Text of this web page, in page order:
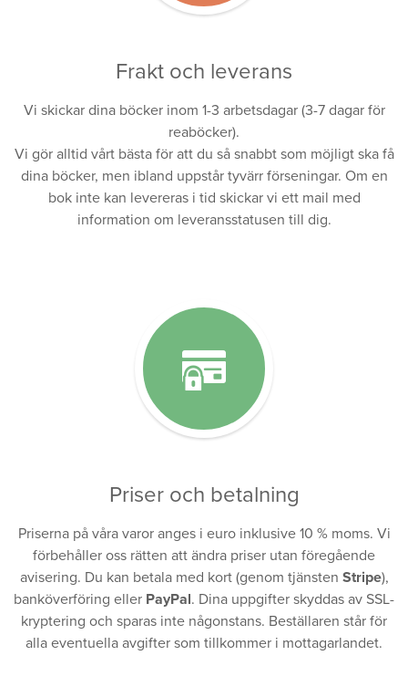
Frakt och leverans
Vi skickar dina böcker inom 1-3 arbetsdagar (3-7 dagar för
reaböcker).
Vi gör alltid vårt bästa för att du så snabbt som möjligt ska få
dina böcker, men ibland uppstår tyvärr förseningar. Om en
bok inte kan levereras i tid skickar vi ett mail med
information om leveransstatusen till dig.
Priser och betalning
Priserna på våra varor anges i euro inklusive 10 % moms. Vi
förbehåller oss rätten att ändra priser utan föregående
avisering. Du kan betala med kort (genom tjänsten Stripe),
banköverföring eller PayPal. Dina uppgifter skyddas av SSL-
kryptering och sparas inte någonstans. Beställaren står för
alla eventuella avgifter som tillkommer i mottagarlandet.